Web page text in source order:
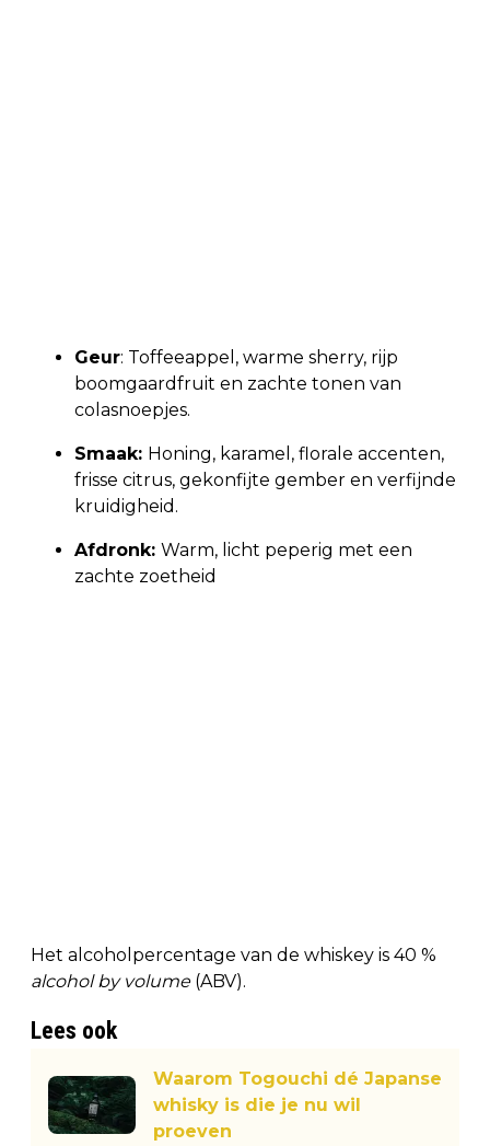
Geur: Toffeeappel, warme sherry, rijp
boomgaardfruit en zachte tonen van
colasnoepjes.
Smaak: Honing, karamel, florale accenten,
frisse citrus, gekonfijte gember en verfijnde
kruidigheid.
Afdronk: Warm, licht peperig met een
zachte zoetheid
Het alcoholpercentage van de whiskey is 40 %
alcohol by volume(ABV).
Lees ook
Waarom Togouchi dé Japanse
whisky is die je nu wil
proeven